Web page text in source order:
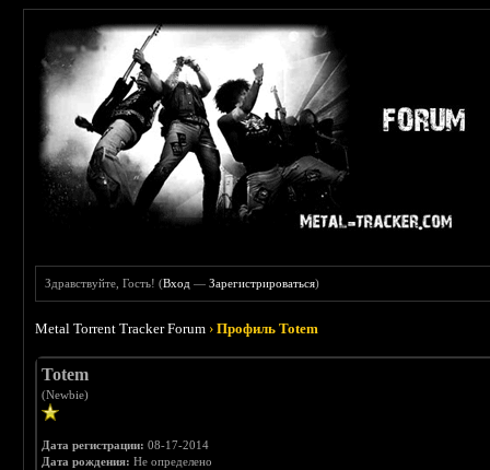
Здравствуйте, Гость! (Вход —Зарегистрироваться)
Metal Torrent Tracker Forum ›Профиль Totem
Totem
(Newbie)
Дата регистрации: 08-17-2014
Дата рождения: Не определено